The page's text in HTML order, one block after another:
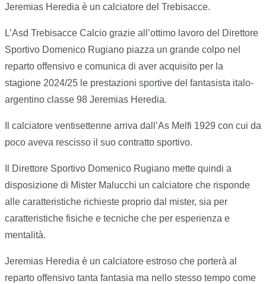
Jeremias Heredia è un calciatore del Trebisacce.
L’Asd Trebisacce Calcio grazie all’ottimo lavoro del Direttore
Sportivo Domenico Rugiano piazza un grande colpo nel
reparto offensivo e comunica di aver acquisito per la
stagione 2024/25 le prestazioni sportive del fantasista italo-
argentino classe 98 Jeremias Heredia.
Il calciatore ventisettenne arriva dall’As Melfi 1929 con cui da
poco aveva rescisso il suo contratto sportivo.
Il Direttore Sportivo Domenico Rugiano mette quindi a
disposizione di Mister Malucchi un calciatore che risponde
alle caratteristiche richieste proprio dal mister, sia per
caratteristiche fisiche e tecniche che per esperienza e
mentalità.
Jeremias Heredia è un calciatore estroso che porterà al
reparto offensivo tanta fantasia ma nello stesso tempo come